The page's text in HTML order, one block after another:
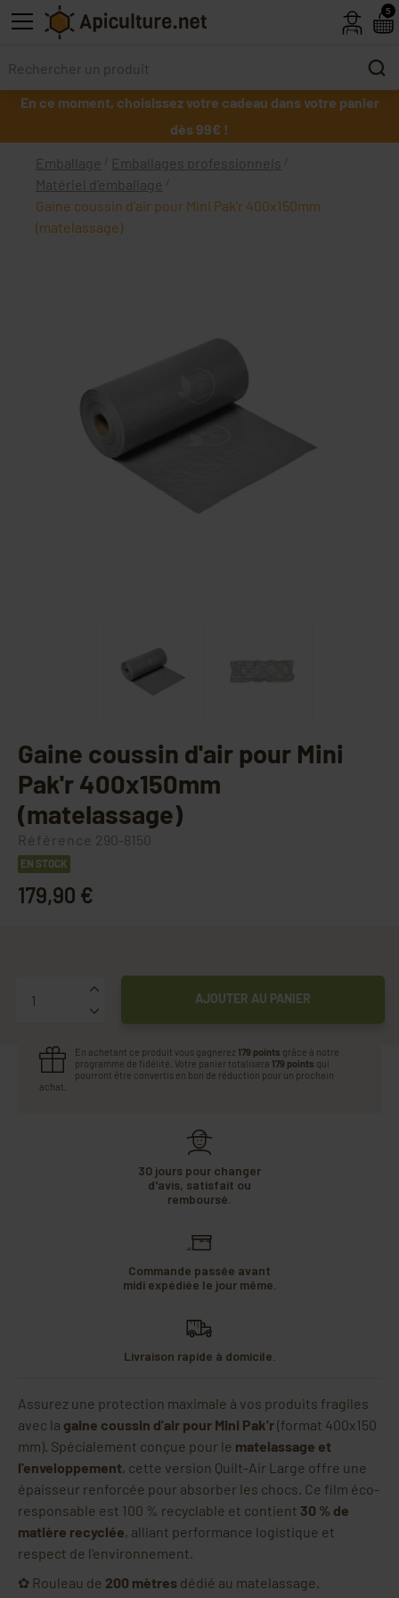
Skip to main content
En ce moment, choisissez votre cadeau dans votre panier
dès 99€ !
Emballage
Emballages professionnels
Matériel d'emballage
Gaine coussin d'air pour Mini Pak'r 400x150mm
(matelassage)
Gaine coussin d'air pour Mini
Pak'r 400x150mm
(matelassage)
Référence 290-8150
EN STOCK
179,90 €
AJOUTER AU PANIER
En achetant ce produit vous gagnerez 179 points grâce à notre
programme de fidélité. Votre panier totalisera 179 points qui
pourront être convertis en bon de réduction pour un prochain
achat.
30 jours pour changer
d'avis, satisfait ou
remboursé.
Commande passée avant
midi expédiée le jour même.
Livraison rapide à domicile.
Assurez une protection maximale à vos produits fragiles
avec la gaine coussin d'air pour Mini Pak'r(format 400x150
mm). Spécialement conçue pour le matelassage et
l'enveloppement, cette version Quilt-Air Large offre une
épaisseur renforcée pour absorber les chocs. Ce film éco-
responsable est 100 % recyclable et contient 30 % de
matière recyclée, alliant performance logistique et
respect de l'environnement.
✿ Rouleau de 200 mètres dédié au matelassage.
5